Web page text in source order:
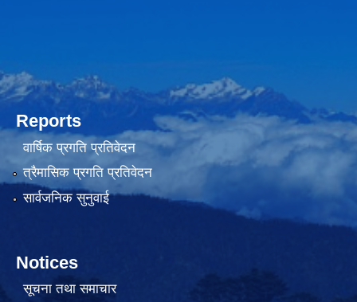
Reports
वार्षिक प्रगति प्रतिवेदन
त्रैमासिक प्रगति प्रतिवेदन
सार्वजनिक सुनुवाई
Notices
सूचना तथा समाचार